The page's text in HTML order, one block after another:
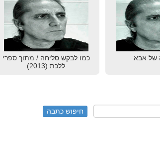
של אבא
כמו לבקש סליחה / מתוך ספרי
ללכת (2013)